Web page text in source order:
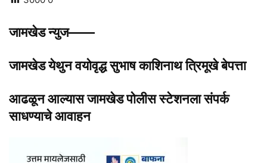
जामखेड न्युज——
जामखेड येथुन वयोवृद्ध सुभाष काशिनाथ त्रिमूखे बेपत्ता
आढळून आल्यास जामखेड पोलीस स्टेशनला संपर्क
साधण्याचे आवाहन